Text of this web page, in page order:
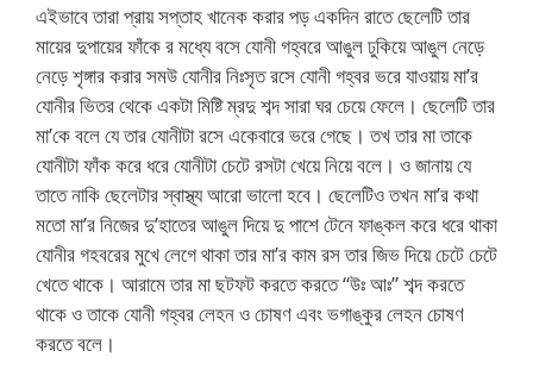
এইভাবে তারা প্রায় সপ্তাহ খানেক করার পড় একদিন রাতে ছেলেটি তার
মায়ের দুপায়ের ফাঁকে র মধ্যে বসে যোনী গহ্বরে আঙুল ঢুকিয়ে আঙুল নেড়ে
নেড়ে শৃঙ্গার করার সমউ যোনীর নিঃসৃত রসে যোনী গহ্বর ভরে যাওয়ায় মা’র
যোনীর ভিতর থেকে একটা মিষ্টি ম্রদু শব্দ সারা ঘর চেয়ে ফেলে। ছেলেটি তার
মা’কে বলে যে তার যোনীটা রসে একেবারে ভরে গেছে। তখ তার মা তাকে
যোনীটা ফাঁক করে ধরে যোনীটা চেটে রসটা খেয়ে নিয়ে বলে। ও জানায় যে
তাতে নাকি ছেলেটার স্বাস্থ্য আরো ভালো হবে। ছেলেটিও তখন মা’র কথা
মতো মা’র নিজের দু’হাতের আঙুল দিয়ে দু পাশে টেনে ফাঙ্কল করে ধরে থাকা
যোনীর গহবরের মুখে লেগে থাকা তার মা’র কাম রস তার জিভ দিয়ে চেটে চেটে
খেতে থাকে। আরামে তার মা ছটফট করতে করতে “উঃ আঃ” শব্দ করতে
থাকে ও তাকে যোনী গহ্বর লেহন ও চোষণ এবং ভগাঙ্কুর লেহন চোষণ
করতে বলে।